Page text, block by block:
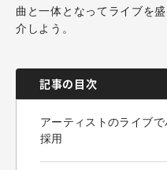
曲と一体となってライブを
介しよう。
記事の目次
アーティストのライブ
採用